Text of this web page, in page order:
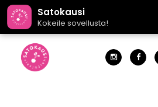
Satokausi
Kokeile sovellusta!